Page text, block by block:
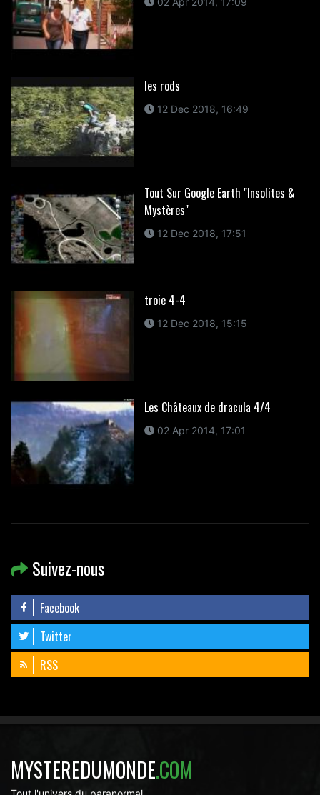
les rods
12 Dec 2018, 16:49
Tout Sur Google Earth "Insolites &
Mystères"
12 Dec 2018, 17:51
troie 4-4
12 Dec 2018, 15:15
Les Châteaux de dracula 4/4
02 Apr 2014, 17:01
Suivez-nous
Facebook
Twitter
RSS
MYSTEREDUMONDE.COM